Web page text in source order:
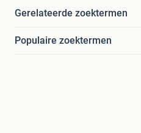
Gerelateerde zoektermen
Populaire zoektermen